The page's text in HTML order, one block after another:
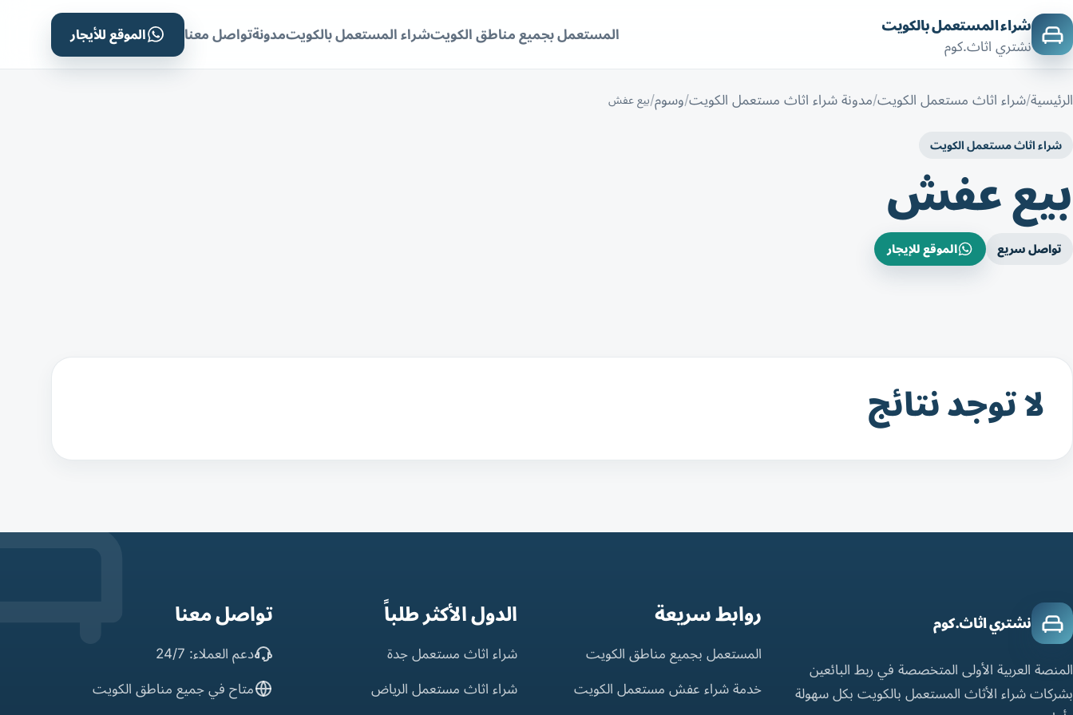
شراء المستعمل بالكويت
نشتري اثاث.كوم
المستعمل بجميع مناطق الكويتشراء المستعمل بالكويتمدونةتواصل معنا الموقع للأيجار
الرئيسية شراء اثاث مستعمل الكويت مدونة شراء اثاث مستعمل الكويت وسوم بيع عفش
شراء اثاث مستعمل الكويت
بيع عفش
تواصل سريع الموقع للإيجار
لا توجد نتائج
نشتري اثاث.كوم
المنصة العربية الأولى المتخصصة في ربط البائعين
بشركات شراء الأثاث المستعمل بالكويت بكل سهولة
روابط سريعة
المستعمل بجميع مناطق الكويت
خدمة شراء عفش مستعمل الكويت
الدول الأكثر طلباً
شراء اثاث مستعمل جدة
شراء اثاث مستعمل الرياض
تواصل معنا
دعم العملاء: 24/7
متاح في جميع مناطق الكويت